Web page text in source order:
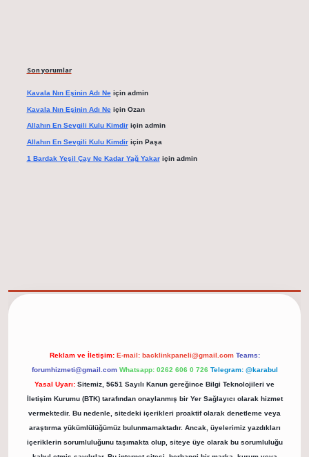
Son yorumlar
Kavala Nın Eşinin Adı Neiçin admin
Kavala Nın Eşinin Adı Neiçin Ozan
Allahın En Sevgili Kulu Kimdiriçin admin
Allahın En Sevgili Kulu Kimdiriçin Paşa
1 Bardak Yeşil Çay Ne Kadar Yağ Yakariçin admin
Reklam ve İletişim: E-mail: backlinkpaneli@gmail.com Teams:
forumhizmeti@gmail.com Whatsapp: 0262 606 0 726 Telegram: @karabul
Yasal Uyarı: Sitemiz, 5651 Sayılı Kanun gereğince Bilgi Teknolojileri ve
İletişim Kurumu (BTK) tarafından onaylanmış bir Yer Sağlayıcı olarak hizmet
vermektedir. Bu nedenle, sitedeki içerikleri proaktif olarak denetleme veya
araştırma yükümlülüğümüz bulunmamaktadır. Ancak, üyelerimiz yazdıkları
içeriklerin sorumluluğunu taşımakta olup, siteye üye olarak bu sorumluluğu